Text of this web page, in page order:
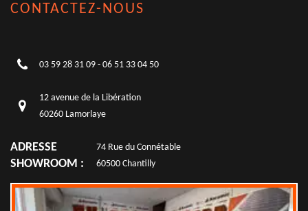
CONTACTEZ-NOUS
03 59 28 31 09 - 06 51 33 04 50
12 avenue de la Libération
60260 Lamorlaye
ADRESSE
SHOWROOM :
74 Rue du Connétable
60500 Chantilly